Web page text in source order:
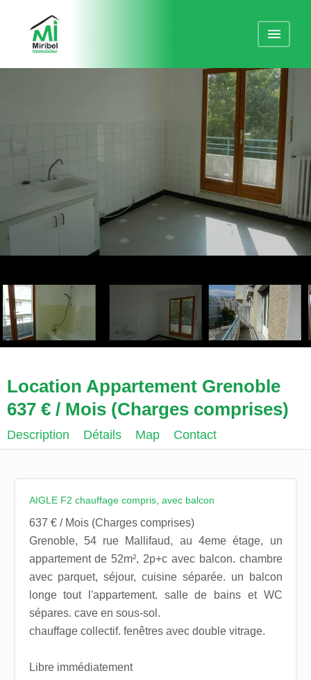
Location Appartement Grenoble
637 € / Mois (Charges comprises)
Description Détails Map Contact
AIGLE F2 chauffage compris, avec balcon
637 € / Mois (Charges comprises)
Grenoble, 54 rue Mallifaud, au 4eme étage, un
appartement de 52m², 2p+c avec balcon. chambre
avec parquet, séjour, cuisine séparée. un balcon
longe tout l'appartement. salle de bains et WC
sépares. cave en sous-sol.
chauffage collectif. fenêtres avec double vitrage.
Libre immédiatement